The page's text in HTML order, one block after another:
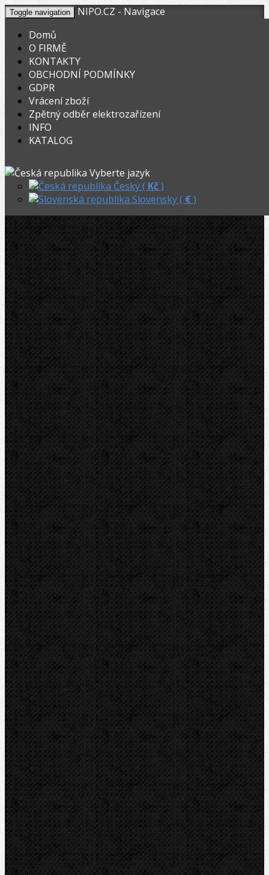
Toggle navigation
NIPO.CZ - Navigace
Domů
O FIRMĚ
KONTAKTY
OBCHODNÍ PODMÍNKY
GDPR
Vrácení zboží
Zpětný odběr elektrozařízení
INFO
KATALOG
Vyberte jazyk
Česky ( Kč)
Slovensky ( €)
V nákupním košíku máte0ks zboží.
Celkem:
Registrovat
OHYBACKY.NET » O FIRMĚ
O FIRMĚ
Vítejte na moderním trhu.
Nové technologie umožňují mnohé-
například dělat dobré obchody
Nabízíme moderní a kompletní servis v oblasti
profesionálního nářadí, strojů, nástrojů a pomůcek.
Našimi klienty jsou především řemeslníci, průmyslové
firmy a komunální zařízení.
Ve stavebnictví a strojírenství zajišťujeme vybavení
zejména pro inženýrské a další stavby, pro
průmyslové podniky, zámečníky,
instalatéry,chladírenské techniky a další profesionály.
Vysoká spolehlivost,kvalita, perfektní servis a
spokojenost zákazníků jsou základem naší firemní
politiky.
Zákaznický servis a poradenství denně poskytujeme
stovkám zákazníků v České a Slovenské republice.
Sortiment
Akce
Mechanické
Elektrické
Hydraulické
Elektro-hydraulické
Strojní
Dělení trubek
Příslušenství
Transportní boxy
Značky